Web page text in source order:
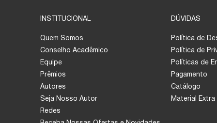
INSTITUCIONAL
Quem Somos
Conselho Acadêmico
Equipe
Prêmios
Autores
Seja Nosso Autor
Redes
DÚVIDAS
Política de
Política de
Políticas de
Pagamento
Catálogo
Material Extra